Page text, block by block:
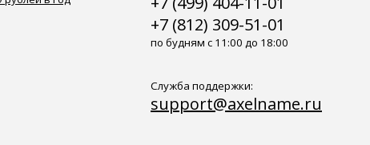
+7 (812) 309-51-01
по будням с 11:00 до 18:00
Служба поддержки:
support@axelname.ru